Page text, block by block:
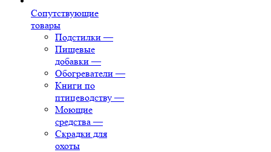
Сопутствующие
товары
Подстилки —
Пищевые
добавки —
Обогреватели —
Книги по
птицеводству —
Моющие
средства —
Скрадки для
охоты